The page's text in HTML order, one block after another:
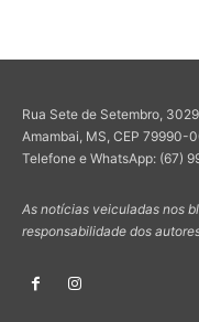
Rua Sete de Setembro,
Amambai, MS, CEP 79990-
Telefone e WhatsApp: (67)
As notícias veiculadas nos
responsabilidade dos